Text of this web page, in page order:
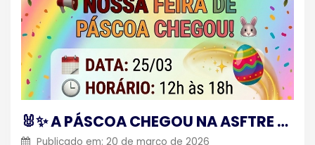
🐰✨ A PÁSCOA CHEGOU NA ASFTRE E NO TRE! ✨🐰
Publicado em: 20 de março de 2026